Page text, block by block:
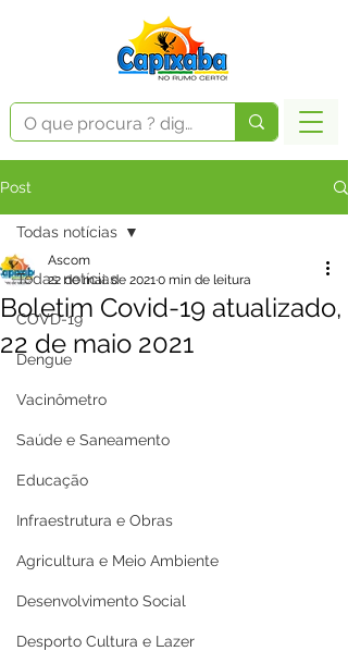
Post
Todas notícias
COVD-19
Dengue
Vacinômetro
Saúde e Saneamento
Educação
Infraestrutura e Obras
Agricultura e Meio Ambiente
Desenvolvimento Social
Desporto Cultura e Lazer
Todas notícias
Boletim Covid-19 atualizado,
22 de maio 2021
Ascom
22 de mai. de 20210 min de leitura